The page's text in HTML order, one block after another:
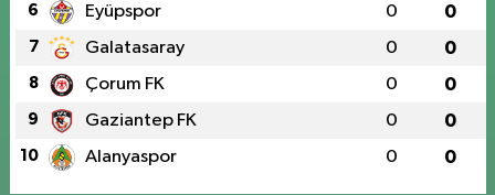
6 Eyüpspor 0 0
7 Galatasaray 0 0
8 Çorum FK 0 0
9 Gaziantep FK 0 0
10 Alanyaspor 0 0